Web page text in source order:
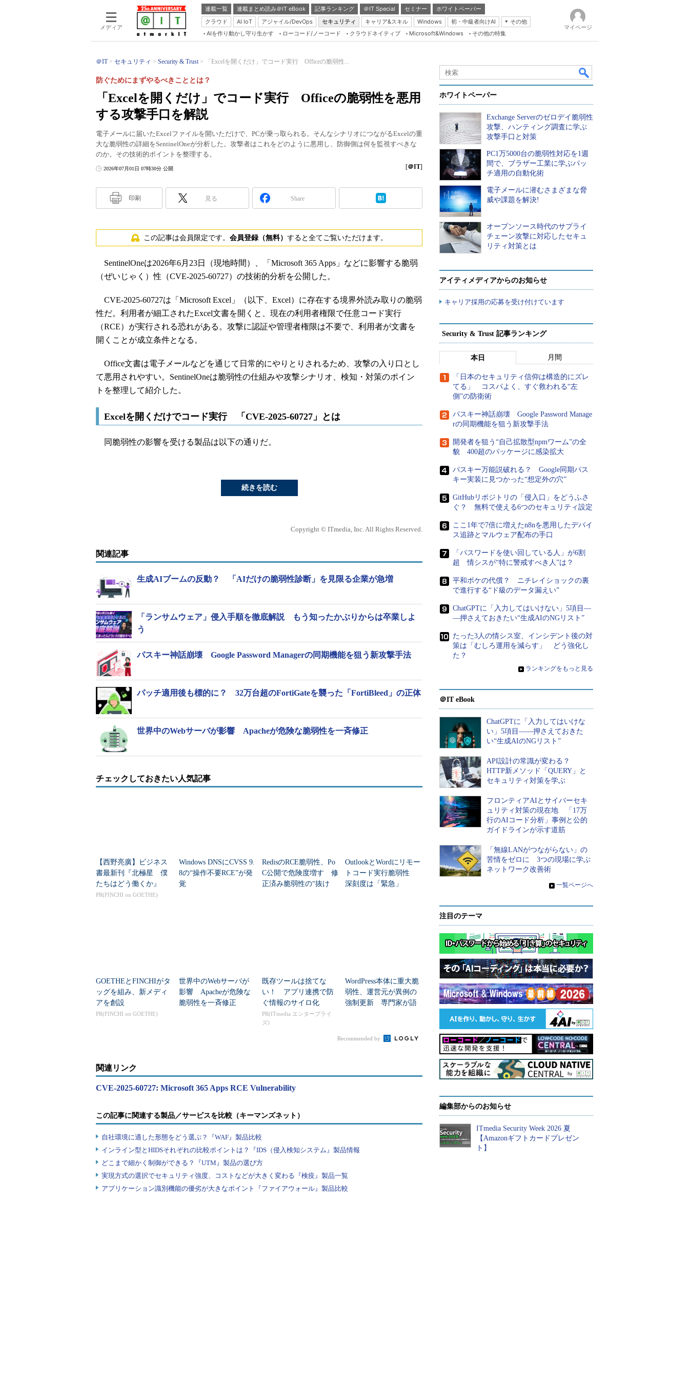
メディア
連載一覧 連載まとめ読み＠IT eBook 記事ランキング ＠IT Special セミナー
ホワイトペーパー
クラウド
AI IoT アジャイル/DevOps セキュリティ キャリア&スキル Windows 初・中級者向けAI
その他
Server & Storage
Java Agile
Database Expert
Linux ＆ OSS
Master of IP Network
Security & Trust
Test & Tools
AIを作り動かし守り生かす ローコード/ノーコード クラウドネイティブ Microsoft&Windows その他の特集
マイページ
＠IT セキュリティ Security & Trust 「Excelを開くだけ」でコード実行 Officeの脆弱性...
「Excelを開くだけ」でコード実行 Officeの脆弱性を悪用
する攻撃手口を解説
防ぐためにまずやるべきこととは？
電子メールに届いたExcelファイルを開いただけで、PCが乗っ取られる。そんなシナリオにつながるExcelの重
大な脆弱性の詳細をSentinelOneが分析した。攻撃者はこれをどのように悪用し、防御側は何を監視すべきな
のか。その技術的ポイントを整理する。
2026年07月01日 07時30分 公開 [＠IT]
印刷 見る Share
この記事は会員限定です。 会員登録（無料） すると全てご覧いただけます。
SentinelOneは2026年6月23日（現地時間）、「Microsoft 365 Apps」などに影響する脆弱
（ぜいじゃく）性（CVE-2025-60727）の技術的分析を公開した。
CVE-2025-60727は「Microsoft Excel」（以下、Excel）に存在する境界外読み取りの脆弱
性だ。利用者が細工されたExcel文書を開くと、現在の利用者権限で任意コード実行
（RCE）が実行される恐れがある。攻撃に認証や管理者権限は不要で、利用者が文書を
開くことが成立条件となる。
Office文書は電子メールなどを通じて日常的にやりとりされるため、攻撃の入り口とし
て悪用されやすい。SentinelOneは脆弱性の仕組みや攻撃シナリオ、検知・対策のポイン
トを整理して紹介した。
Excelを開くだけでコード実行 「CVE-2025-60727」とは
同脆弱性の影響を受ける製品は以下の通りだ。
続きを読む
Copyright © ITmedia, Inc. All Rights Reserved.
関連記事
生成AIブームの反動？ 「AIだけの脆弱性診断」を見限る企業が急増
「ランサムウェア」侵入手順を徹底解説 もう知ったかぶりからは卒業しよ
う
パスキー神話崩壊 Google Password Managerの同期機能を狙う新攻撃手法
パッチ適用後も標的に？ 32万台超のFortiGateを襲った「FortiBleed」の正体
世界中のWebサーバが影響 Apacheが危険な脆弱性を一斉修正
チェックしておきたい人気記事
【西野亮廣】ビジネス
書最新刊『北極星 僕
たちはどう働くか』
PR(FINCHI on GOETHE)
Windows DNSにCVSS 9.
8の“操作不要RCE”が発
覚
RedisのRCE脆弱性、Po
C公開で危険度増す 修
正済み脆弱性の“抜け
OutlookとWordにリモー
トコード実行脆弱性
深刻度は「緊急」
GOETHEとFINCHIがタ
ッグを組み、新メディ
アを創設
PR(FINCHI on GOETHE)
世界中のWebサーバが
影響 Apacheが危険な
脆弱性を一斉修正
既存ツールは捨てな
い！ アプリ連携で防
ぐ情報のサイロ化
PR(ITmedia エンタープライ
ズ)
WordPress本体に重大脆
弱性、運営元が異例の
強制更新 専門家が語
Recommended by
関連リンク
CVE-2025-60727: Microsoft 365 Apps RCE Vulnerability
この記事に関連する製品／サービスを比較（キーマンズネット）
自社環境に適した形態をどう選ぶ？『WAF』製品比較
インライン型とHIDSそれぞれの比較ポイントは？『IDS（侵入検知システム』製品情報
どこまで細かく制御ができる？『UTM』製品の選び方
実現方式の選択でセキュリティ強度、コストなどが大きく変わる『検疫』製品一覧
アプリケーション識別機能の優劣が大きなポイント『ファイアウォール』製品比較
ホワイトペーパー
Exchange Serverのゼロデイ脆弱性
攻撃、ハンティング調査に学ぶ
攻撃手口と対策
PC1万5000台の脆弱性対応を1週
間で、ブラザー工業に学ぶパッ
チ適用の自動化術
電子メールに潜むさまざまな脅
威や課題を解決!
オープンソース時代のサプライ
チェーン攻撃に対応したセキュ
リティ対策とは
アイティメディアからのお知らせ
キャリア採用の応募を受け付けています
Security & Trust 記事ランキング
本日 月間
「日本のセキュリティ信仰は構造的にズレ
てる」 コスパよく、すぐ救われる“左
側”の防衛術
パスキー神話崩壊 Google Password Manage
rの同期機能を狙う新攻撃手法
開発者を狙う“自己拡散型npmワーム”の全
貌 400超のパッケージに感染拡大
パスキー万能説破れる？ Google同期パス
キー実装に見つかった“想定外の穴”
GitHubリポジトリの「侵入口」をどうふさ
ぐ？ 無料で使える6つのセキュリティ設定
ここ1年で7倍に増えたn8nを悪用したデバイ
ス追跡とマルウェア配布の手口
「パスワードを使い回している人」が6割
超 情シスが“特に警戒すべき人”は？
平和ボケの代償？ ニチレイショックの裏
で進行する“ド級のデータ漏えい”
ChatGPTに「入力してはいけない」5項目―
―押さえておきたい“生成AIのNGリスト”
たった3人の情シス室、インシデント後の対
策は「むしろ運用を減らす」 どう強化し
た？
» ランキングをもっと見る
＠IT eBook
ChatGPTに「入力してはいけな
い」5項目――押さえておきた
い“生成AIのNGリスト”
API設計の常識が変わる？
HTTP新メソッド「QUERY」と
セキュリティ対策を学ぶ
フロンティアAIとサイバーセキ
ュリティ対策の現在地 「17万
行のAIコード分析」事例と公的
ガイドラインが示す道筋
「無線LANがつながらない」の
苦情をゼロに 3つの現場に学ぶ
ネットワーク改善術
» 一覧ページへ
注目のテーマ
編集部からのお知らせ
ITmedia Security Week 2026 夏
【Amazonギフトカードプレゼン
ト】